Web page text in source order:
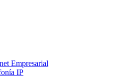
Empresarial
IP